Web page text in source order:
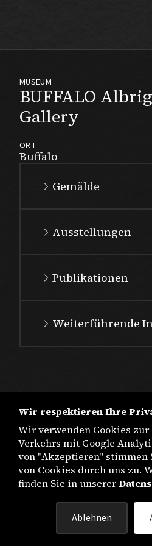
BUFFALO
Gallery
MUSEUM
Buffalo
ORT
Gemälde
Ausstellungen
Publikationen
Weiterführende
Wir respektieren Ihre
Wir verwenden Cookies zur
Verkehrs mit Google
von "Akzeptieren" stimmen
von Cookies durch uns zu.
finden Sie in unserer
Ablehnen